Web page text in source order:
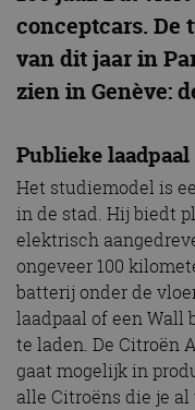
conceptcars. De
van dit jaar in
zien in Genève:
Publieke laadpaal
Het studiemodel is
in de stad. Hij biedt
elektrisch
ongeveer 100
batterij onder de
laadpaal of een Wall
te laden. De Citroën
gaat mogelijk in
alle Citroëns die je